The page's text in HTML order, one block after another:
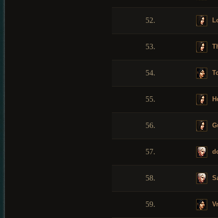
52.
53.
54.
55.
56.
57.
58.
59.